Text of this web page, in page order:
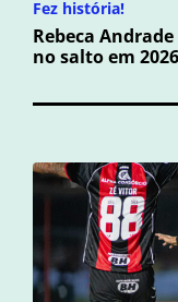
Fez história!
Rebeca
no salto em 2026